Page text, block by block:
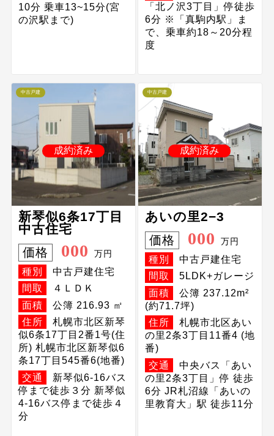
10分 乗車13~15分(宮
の沢駅まで)
「北ノ沢3丁目」停徒歩
6分 ※「真駒内駅」ま
で、乗車約18～20分程
度
成約済み
中古戸建
新琴似6条17丁目
中古住宅
価格 000 万円
種別
中古戸建住宅
間取
４ＬＤＫ
面積
公簿 216.93 ㎡
住所
札幌市北区新琴
似6条17丁目2番1号(住
所) 札幌市北区新琴似6
条17丁目545番6(地番)
交通
新琴似6-16バス
停まで徒歩３分 新琴似
4-16バス停まで徒歩４
分
成約済み
中古戸建
あいの里2−3
価格 000 万円
種別
中古戸建住宅
間取
5LDK+ガレージ
面積
公簿 237.12m²
(約71.7坪)
住所
札幌市北区あい
の里2条3丁目11番4 (地
番)
交通
中央バス「あい
の里2条3丁目」停 徒歩
6分 JR札沼線「あいの
里教育大」駅 徒歩11分